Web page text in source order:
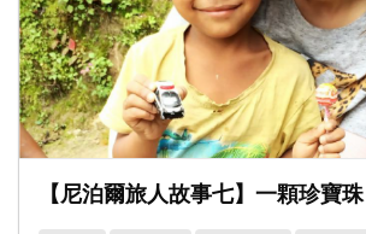
【尼泊爾旅人故事七】一顆珍寶珠